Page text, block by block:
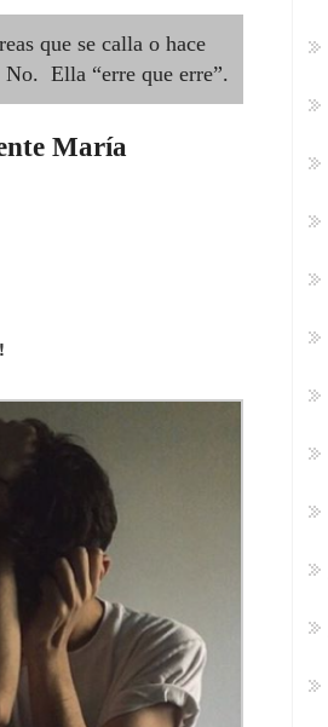
que se calla o hace
No. Ella “erre que erre”.
María